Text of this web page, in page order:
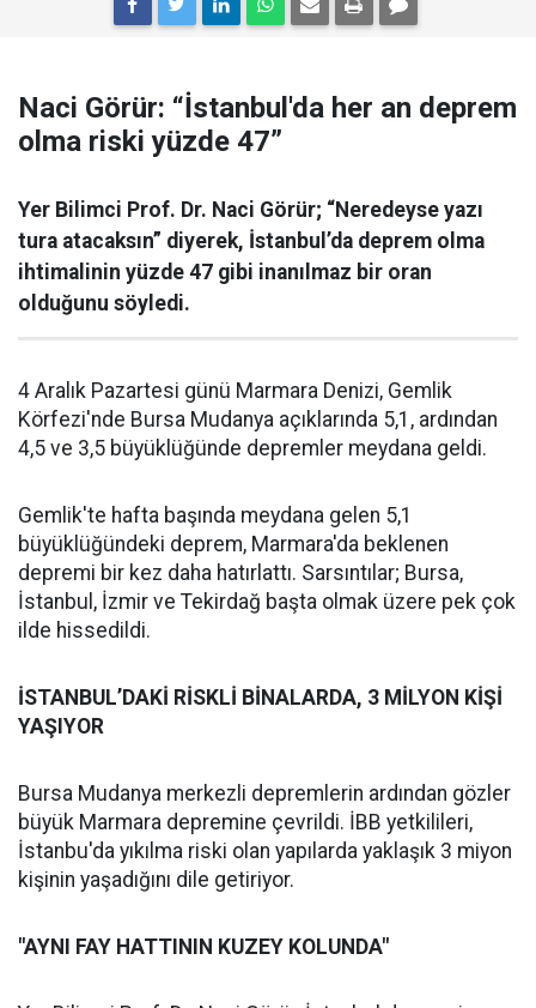
Naci Görür: “İstanbul'da her an deprem
olma riski yüzde 47”
Yer Bilimci Prof. Dr. Naci Görür; “Neredeyse yazı
tura atacaksın” diyerek, İstanbul’da deprem olma
ihtimalinin yüzde 47 gibi inanılmaz bir oran
olduğunu söyledi.
4 Aralık Pazartesi günü Marmara Denizi, Gemlik
Körfezi'nde Bursa Mudanya açıklarında 5,1, ardından
4,5 ve 3,5 büyüklüğünde depremler meydana geldi.
Gemlik'te hafta başında meydana gelen 5,1
büyüklüğündeki deprem, Marmara'da beklenen
depremi bir kez daha hatırlattı. Sarsıntılar; Bursa,
İstanbul, İzmir ve Tekirdağ başta olmak üzere pek çok
ilde hissedildi.
İSTANBUL’DAKİ RİSKLİ BİNALARDA, 3 MİLYON KİŞİ
YAŞIYOR
Bursa Mudanya merkezli depremlerin ardından gözler
büyük Marmara depremine çevrildi. İBB yetkilileri,
İstanbu'da yıkılma riski olan yapılarda yaklaşık 3 miyon
kişinin yaşadığını dile getiriyor.
"AYNI FAY HATTININ KUZEY KOLUNDA"